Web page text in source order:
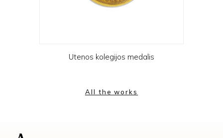
Utenos kolegijos medalis
All the works